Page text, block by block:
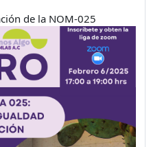
de la NOM-025